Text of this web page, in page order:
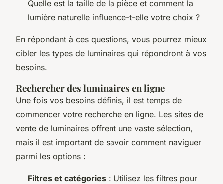
Quelle est la taille de la pièce et comment la
lumière naturelle influence-t-elle votre choix ?
En répondant à ces questions, vous pourrez mieux
cibler les types de luminaires qui répondront à vos
besoins.
Rechercher des luminaires en ligne
Une fois vos besoins définis, il est temps de
commencer votre recherche en ligne. Les sites de
vente de luminaires offrent une vaste sélection,
mais il est important de savoir comment naviguer
parmi les options :
Filtres et catégories : Utilisez les filtres pour